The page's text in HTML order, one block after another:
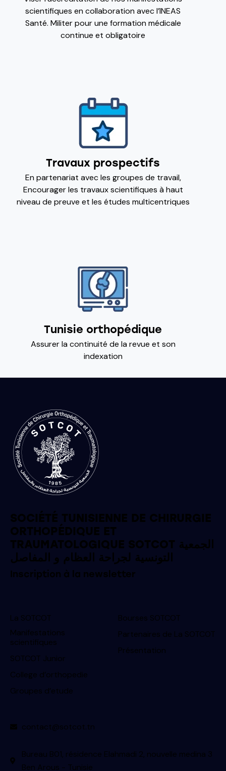
scientifiques en collaboration avec l’INEAS
Santé. Militer pour une formation médicale
continue et obligatoire
Travaux prospectifs
En partenariat avec les groupes de travail,
Encourager les travaux scientifiques à haut
niveau de preuve et les études multicentriques
Tunisie orthopédique
Assurer la continuité de la revue et son
indexation
SOCIÉTÉ TUNISIENNE DE CHIRURGIE
ORTHOPÉDIQUE ET
TRAUMATOLOGIQUE SOTCOT الجمعية
التونسية لجراحة العظام و المفاصل
Inscription à la newsletter
La SOTCOT
Manifestations
scientifiques
SOTCOT Junior
College d’orthopedie
Groupes d’etude
Bourses SOTCOT
Partenaires de La SOTCOT
Présentation
contact@sotcot.tn
Bureau B01, résidence Elahmadi 2, nouvelle medina 3
Ben Arous - Tunisie